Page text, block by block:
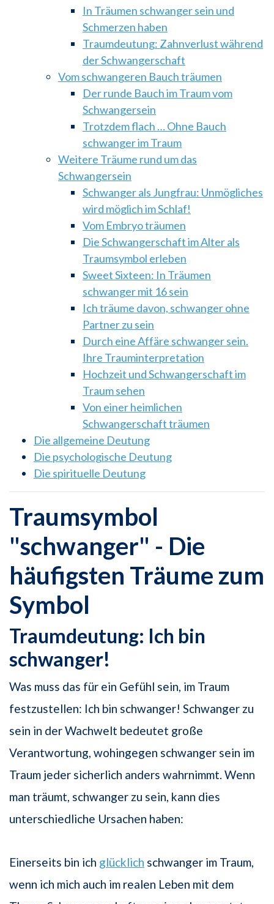
In Träumen schwanger sein und
Schmerzen haben
Traumdeutung: Zahnverlust während
der Schwangerschaft
Vom schwangeren Bauch träumen
Der runde Bauch im Traum vom
Schwangersein
Trotzdem flach … Ohne Bauch
schwanger im Traum
Weitere Träume rund um das
Schwangersein
Schwanger als Jungfrau: Unmögliches
wird möglich im Schlaf!
Vom Embryo träumen
Die Schwangerschaft im Alter als
Traumsymbol erleben
Sweet Sixteen: In Träumen
schwanger mit 16 sein
Ich träume davon, schwanger ohne
Partner zu sein
Durch eine Affäre schwanger sein.
Ihre Trauminterpretation
Hochzeit und Schwangerschaft im
Traum sehen
Von einer heimlichen
Schwangerschaft träumen
Die allgemeine Deutung
Die psychologische Deutung
Die spirituelle Deutung
Traumsymbol
"schwanger" - Die
häufigsten Träume zum
Symbol
Traumdeutung: Ich bin
schwanger!
Was muss das für ein Gefühl sein, im Traum
festzustellen: Ich bin schwanger! Schwanger zu
sein in der Wachwelt bedeutet große
Verantwortung, wohingegen schwanger sein im
Traum jeder sicherlich anders wahrnimmt. Wenn
man träumt, schwanger zu sein, kann dies
unterschiedliche Ursachen haben:
Einerseits bin ich glücklich schwanger im Traum,
wenn ich mich auch im realen Leben mit dem